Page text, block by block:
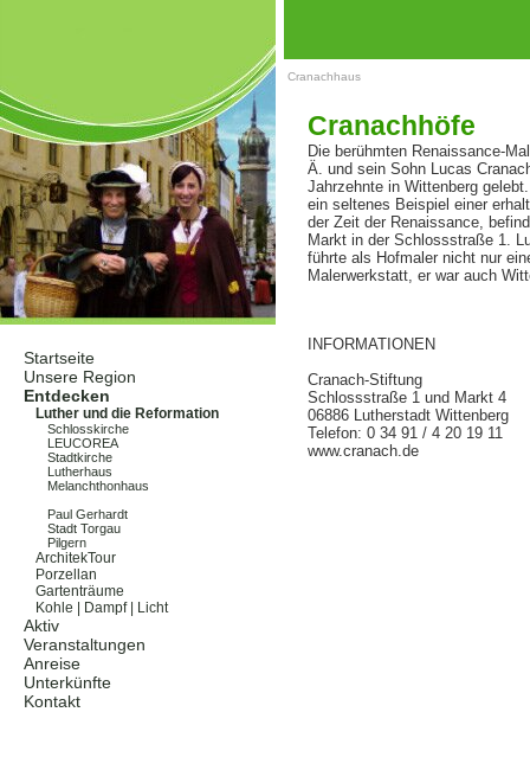
Startseite
Unsere Region
Entdecken
Luther und die Reformation
Schlosskirche
LEUCOREA
Stadtkirche
Lutherhaus
Melanchthonhaus
Paul Gerhardt
Stadt Torgau
Pilgern
ArchitekTour
Porzellan
Gartenträume
Kohle | Dampf | Licht
Aktiv
Veranstaltungen
Anreise
Unterkünfte
Kontakt
Cranachhaus
Cranachhöfe
Die berühmten Renaissance-
Ä. und sein Sohn Lucas
Jahrzehnte in Wittenberg
ein seltenes Beispiel einer
der Zeit der Renaissance,
Markt in der Schlossstraße 1.
führte als Hofmaler nicht nur
Malerwerkstatt, er war auch
INFORMATIONEN
Cranach-Stiftung
Schlossstraße 1 und Markt 4
06886 Lutherstadt Wittenberg
Telefon: 0 34 91 / 4 20 19 11
www.cranach.de